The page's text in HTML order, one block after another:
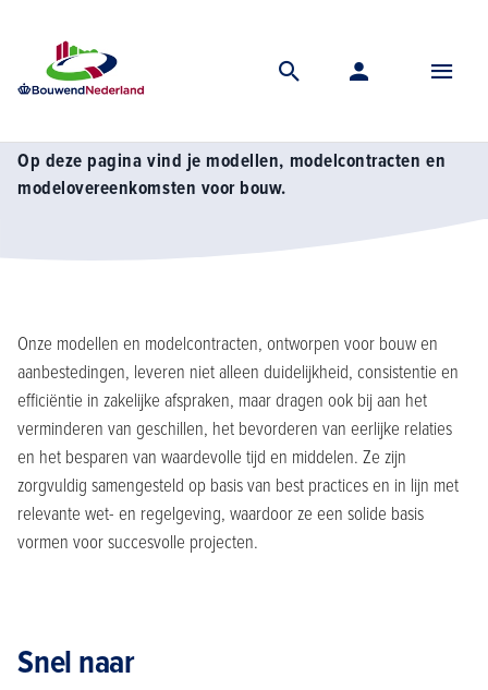
Kennis
Op deze pagina vind je modellen, modelcontracten en
modelovereenkomsten voor bouw.
Onze modellen en modelcontracten, ontworpen voor bouw en
aanbestedingen, leveren niet alleen duidelijkheid, consistentie en
efficiëntie in zakelijke afspraken, maar dragen ook bij aan het
verminderen van geschillen, het bevorderen van eerlijke relaties
en het besparen van waardevolle tijd en middelen. Ze zijn
zorgvuldig samengesteld op basis van best practices en in lijn met
relevante wet- en regelgeving, waardoor ze een solide basis
vormen voor succesvolle projecten.
Snel naar